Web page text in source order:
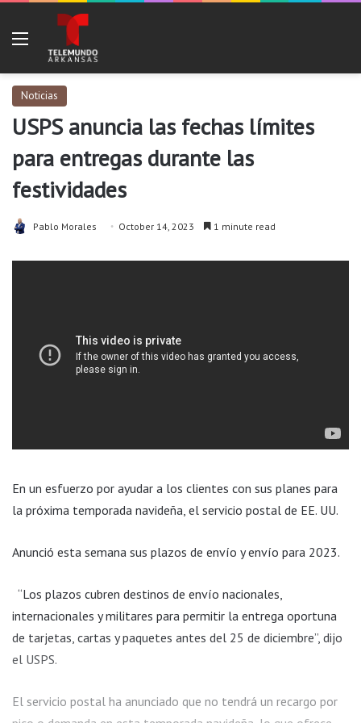
Noticias
USPS anuncia las fechas límites
para entregas durante las
festividades
Pablo Morales October 14, 2023 1 minute read
En un esfuerzo por ayudar a los clientes con sus planes para
la próxima temporada navideña, el servicio postal de EE. UU.
Anunció esta semana sus plazos de envío y envío para 2023.
“Los plazos cubren destinos de envío nacionales,
internacionales y militares para permitir la entrega oportuna
de tarjetas, cartas y paquetes antes del 25 de diciembre”, dijo
el USPS.
El servicio postal ha anunciado que no tendrá un recargo por